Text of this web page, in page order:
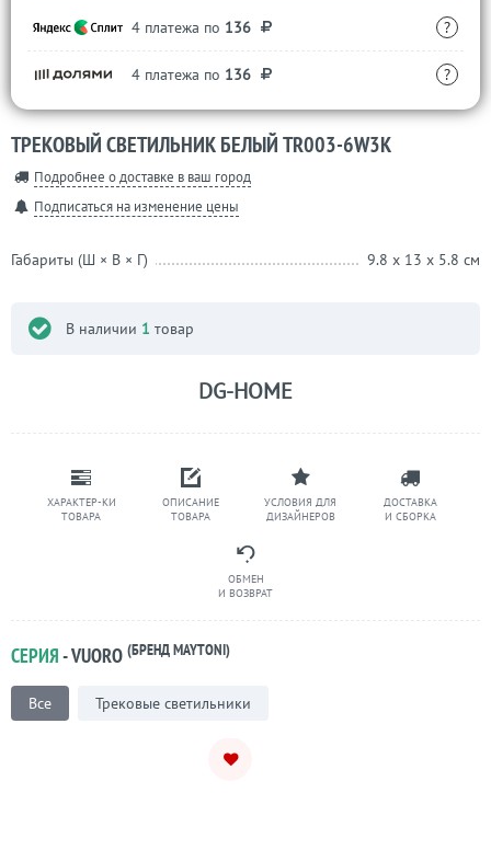
ХАРАКТЕР-КИ
ТОВАРА
ОПИСАНИЕ
ТОВАРА
УСЛОВИЯ ДЛЯ
ДИЗАЙНЕРОВ
ДОСТАВКА
И СБОРКА
ОБМЕН
И ВОЗВРАТ
4 платежа по 136 ?
4 платежа по 136 ?
ТРЕКОВЫЙ СВЕТИЛЬНИК БЕЛЫЙ TR003-6W3K
Подробнее о доставке в ваш город
Подписаться на изменение цены
Габариты (Ш × В × Г) 9.8 x 13 x 5.8 см
В наличии 1 товар
DG-HOME
СЕРИЯ- VUORO (БРЕНД MAYTONI)
Все Трековые светильники